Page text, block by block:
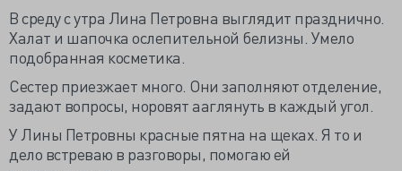
В среду с утра Лина Петровна выглядит празднично.
Халат и шапочка ослепительной белизны. Умело
подобранная косметика.
Сестер приезжает много. Они заполняют отделение,
задают вопросы, норовят ааглянуть в каждый угол.
У Лины Петровны красные пятна на щеках. Я то и
дело встреваю в разговоры, помогаю ей